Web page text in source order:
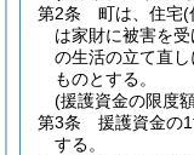
第2条
町は、住宅(
は家財に被害を
の生活の立て直
ものとする。
(援護資金の限度
第3条
援護資金の
する。